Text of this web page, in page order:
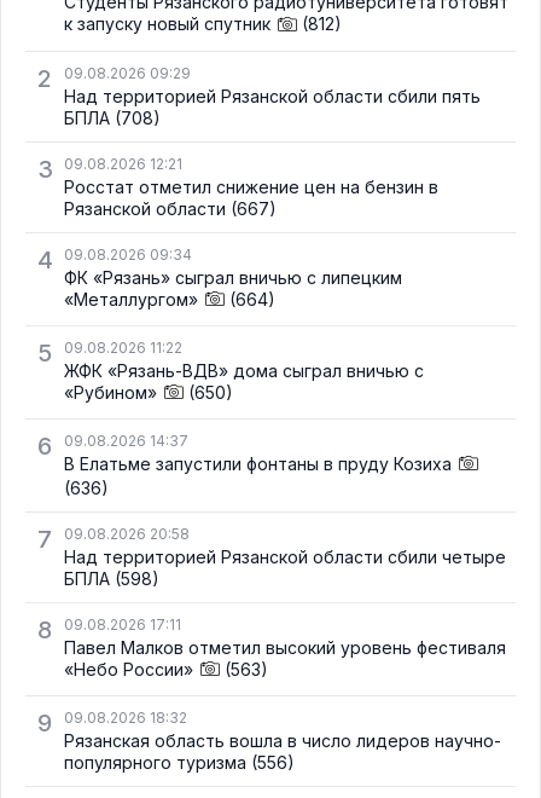
к запуску новый спутник
(812)
2 09.08.2026 09:29
Над территорией Рязанской области сбили пять
БПЛА (708)
3 09.08.2026 12:21
Росстат отметил снижение цен на бензин в
Рязанской области (667)
4 09.08.2026 09:34
ФК «Рязань» сыграл вничью с липецким
«Металлургом»
(664)
5 09.08.2026 11:22
ЖФК «Рязань-ВДВ» дома сыграл вничью с
«Рубином»
(650)
6 09.08.2026 14:37
В Елатьме запустили фонтаны в пруду Козиха
(636)
7 09.08.2026 20:58
Над территорией Рязанской области сбили четыре
БПЛА (598)
8 09.08.2026 17:11
Павел Малков отметил высокий уровень фестиваля
«Небо России»
(563)
9 09.08.2026 18:32
Рязанская область вошла в число лидеров научно-
популярного туризма (556)